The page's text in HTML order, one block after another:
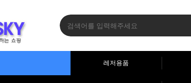
레저용품